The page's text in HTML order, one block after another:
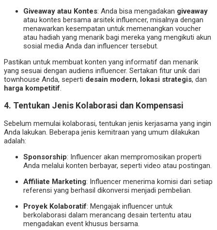
Giveaway atau Kontes: Anda bisa mengadakan giveaway
atau kontes bersama arsitek influencer, misalnya dengan
menawarkan kesempatan untuk memenangkan voucher
atau hadiah yang menarik bagi mereka yang mengikuti akun
sosial media Anda dan influencer tersebut.
Pastikan untuk membuat konten yang informatif dan menarik
yang sesuai dengan audiens influencer. Sertakan fitur unik dari
townhouse Anda, seperti desain modern, lokasi strategis, dan
harga kompetitif.
4. Tentukan Jenis Kolaborasi dan Kompensasi
Sebelum memulai kolaborasi, tentukan jenis kerjasama yang ingin
Anda lakukan. Beberapa jenis kemitraan yang umum dilakukan
adalah:
Sponsorship: Influencer akan mempromosikan properti
Anda melalui konten berbayar, seperti video atau postingan.
Affiliate Marketing: Influencer menerima komisi dari setiap
referensi yang berhasil dikonversi menjadi pembelian.
Proyek Kolaboratif: Mengajak influencer untuk
berkolaborasi dalam merancang desain tertentu atau
mengadakan event khusus bersama.